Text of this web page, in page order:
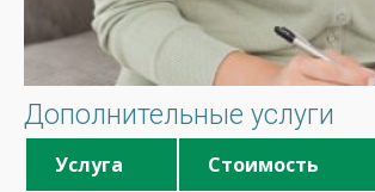
Дополнительные услуги
Услуга Стоимость